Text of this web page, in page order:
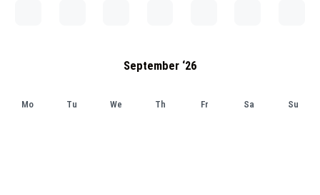
September ‘26
Mo Tu We Th Fr Sa Su